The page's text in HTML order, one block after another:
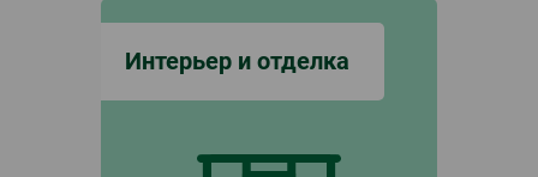
Интерьер и отделка